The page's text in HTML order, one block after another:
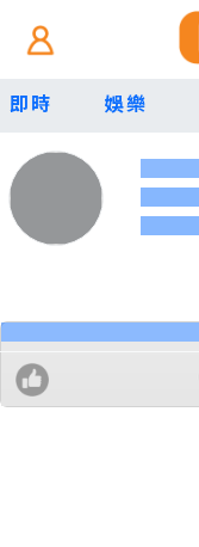
即時 娛樂